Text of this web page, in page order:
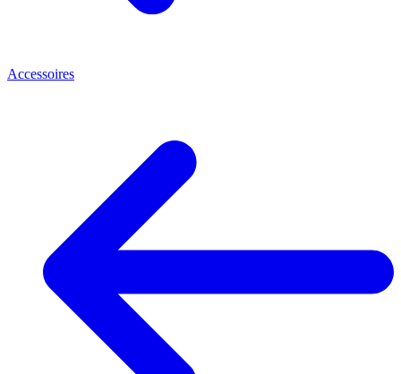
Accessoires